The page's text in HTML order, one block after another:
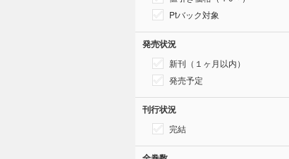
Ptバック対象
発売状況
新刊（１ヶ月以内）
発売予定
刊行状況
完結